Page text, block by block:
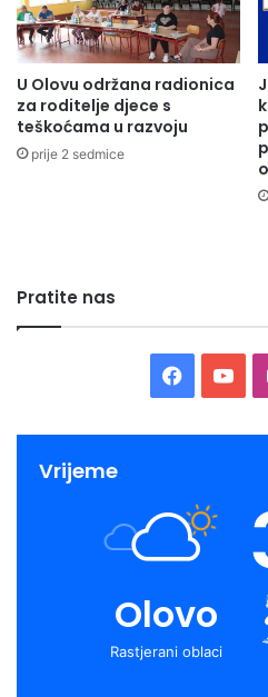
U Olovu održana radionica
za roditelje djece s
teškoćama u razvoju
prije 2 sedmice
Pratite nas
Vrijeme
Olovo
Rastjerani oblaci